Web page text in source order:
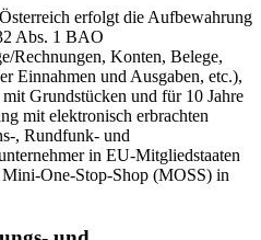
erfolgt die Aufbewahrung
Abs. 1 BAO
Rechnungen, Konten, Belege,
Einnahmen und Ausgaben, etc.),
Grundstücken und für 10 Jahre
mit elektronisch erbrachten
, Rundfunk- und
in EU-Mitgliedstaaten
One-Stop-Shop (MOSS) in